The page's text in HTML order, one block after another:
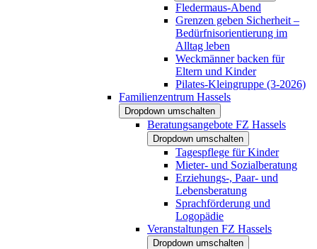
Fledermaus-Abend
Grenzen geben Sicherheit –
Bedürfnisorientierung im
Alltag leben
Weckmänner backen für
Eltern und Kinder
Pilates-Kleingruppe (3-2026)
Familienzentrum Hassels
Dropdown umschalten
Beratungsangebote FZ Hassels
Dropdown umschalten
Tagespflege für Kinder
Mieter- und Sozialberatung
Erziehungs-, Paar- und
Lebensberatung
Sprachförderung und
Logopädie
Veranstaltungen FZ Hassels
Dropdown umschalten